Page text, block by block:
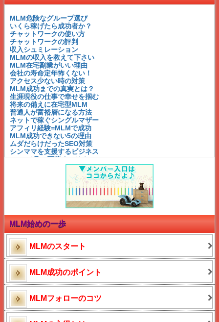
MLM危険なグループ選び
いくら稼げたら成功者か？
チャットワークの使い方
チャットワークの評判
収入シュミレーション
MLMの収入を教えて下さい
MLM在宅副業がいい理由
会社の寿命定年怖くない！
アクセス少ない時の対策
MLM成功までの真実とは？
生涯現役の仕事で幸せを掴む
将来の備えに在宅型MLM
普通人が富裕層になる方法
ネットで稼ぐシングルマザー
アフィリ経験=MLMで成功
MLM成功できない5の理由
ムダだらけだったSEO対策
シンママを支援するビジネス
MLMで月30万稼ぐには？
アフィリエイトとネットワークビジネスが似ている？！
アーニーJゼリンスキー名言
アーニーJゼリンスキー名言
アーニー・J・ゼリンスキー
成功の秘訣は3つの人間関係
必ず出会うライバルとは？
MLMの勘違い活動とは？！
成功するダウンの見分け方
長く稼げるMLM
成功の鍵は○○関係
未経験者の成功法
スマホだけで出来る?
シングルマザー紗栄子
在宅MLM成功例と秘訣
成功を邪魔する○○病
MLM成功に不可欠なもの
神田昌典 成功者の告白
ネットビジネス探し方選び方
シングルマザー酒井法子
MLM始めの一歩
MLMのスタート
MLM成功のポイント
MLMフォローのコツ